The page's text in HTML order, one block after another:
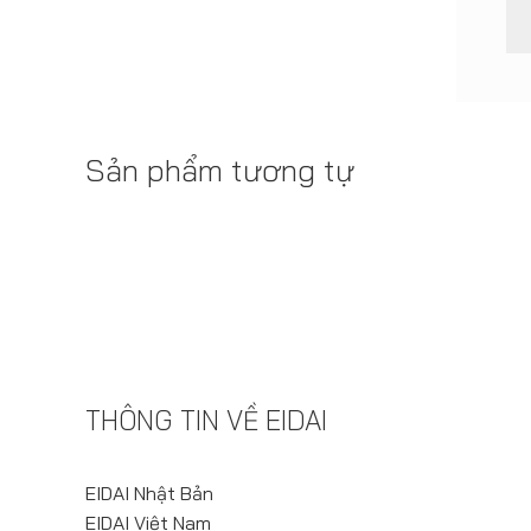
Sản phẩm tương tự
THÔNG TIN VỀ EIDAI
EIDAI Nhật Bản
EIDAI Việt Nam